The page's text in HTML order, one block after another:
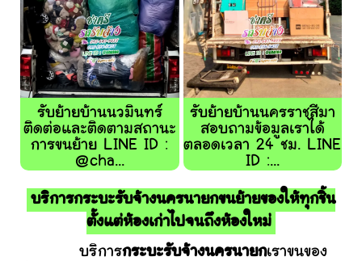
รับย้ายบ้านนวมินทร์
ติดต่อและติดตามสถานะ
การขนย้าย LINE ID :
@cha...
รับย้ายบ้านนครราชสีมา
สอบถามข้อมูลเราได้
ตลอดเวลา 24 ชม. LINE
ID :...
บริการกระบะรับจ้างนครนายกขนย้ายของให้ทุกชิ้น
ตั้งแต่ห้องเก่าไปจนถึงห้องใหม่
บริการกระบะรับจ้างนครนายกเราขนของ